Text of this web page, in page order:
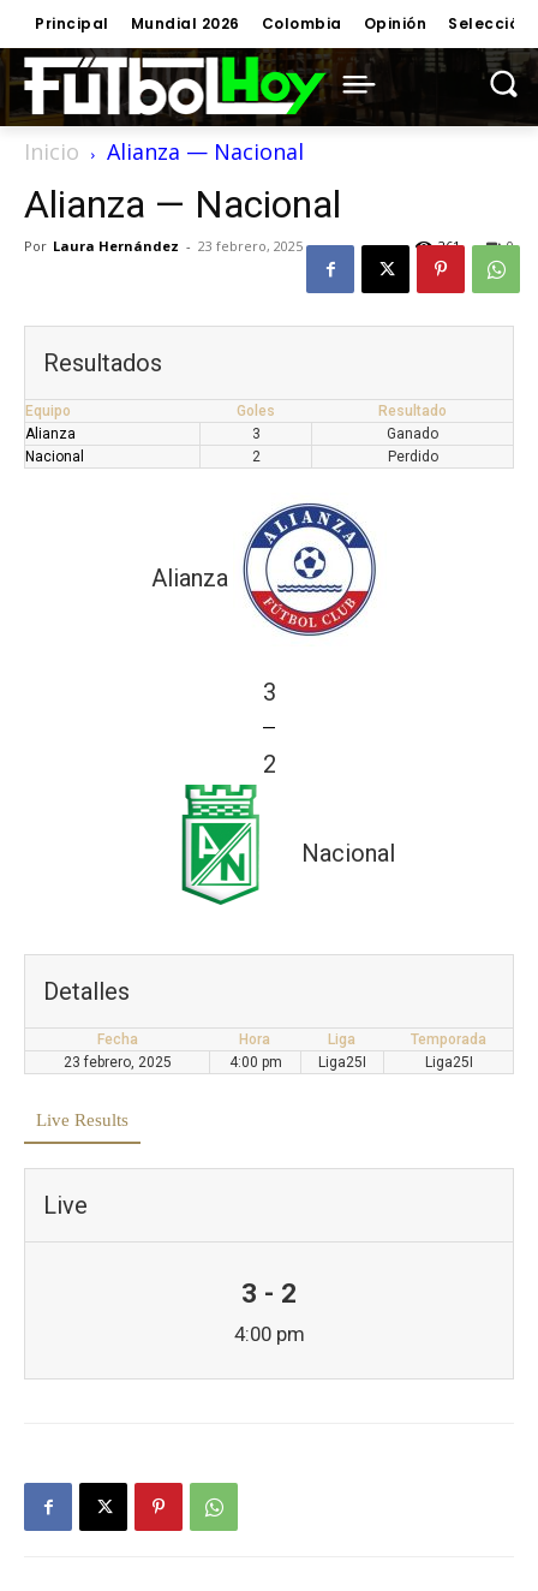
Principal Mundial 2026 Colombia Opinión Selección
Inicio Alianza — Nacional
Alianza — Nacional
Por Laura Hernández - 23 febrero, 2025 0
261
Resultados
Equipo Goles
Resultado
Alianza
3
Ganado
Nacional
2 Perdido
Alianza
3
—
2
Nacional
Detalles
Fecha Hora Liga
Temporada
23 febrero, 2025
4:00 pm Liga25I Liga25I
Live Results
Live
3 - 2
4:00 pm